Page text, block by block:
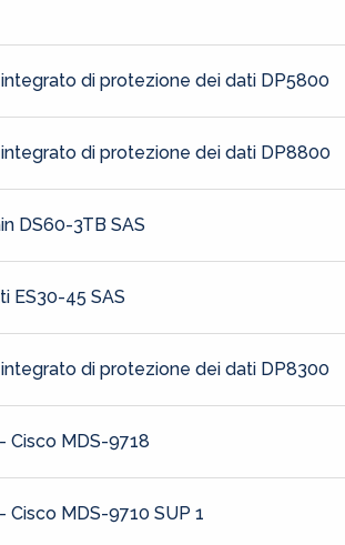
di protezione dei dati DP5800
di protezione dei dati DP8800
DS60-3TB SAS
ES30-45 SAS
di protezione dei dati DP8300
Cisco MDS-9718
Cisco MDS-9710 SUP 1